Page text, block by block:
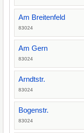
Am Breitenfeld
83024
Am Gern
83024
Arndtstr.
83024
Bogenstr.
83024